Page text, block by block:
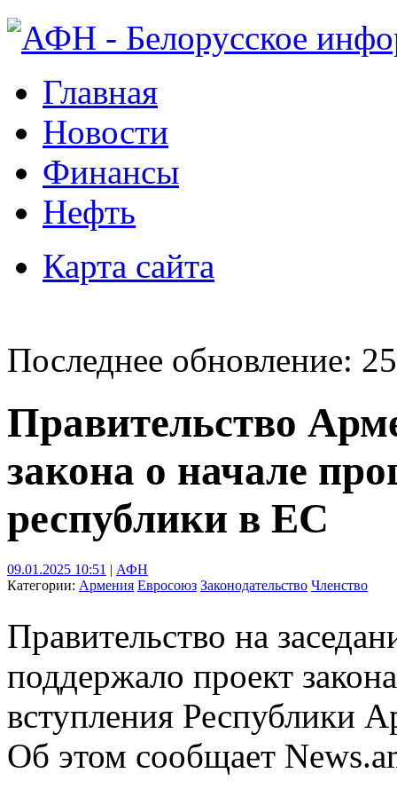
Главная
Новости
Финансы
Нефть
Карта сайта
Последнее обновление:
Правительство
закона о начале
республики в ЕС
09.01.2025 10:51 | АФН
Категории: Армения Евросоюз Законодательство Членство
Правительство на
поддержало проект
вступления Республики
Об этом сообщает